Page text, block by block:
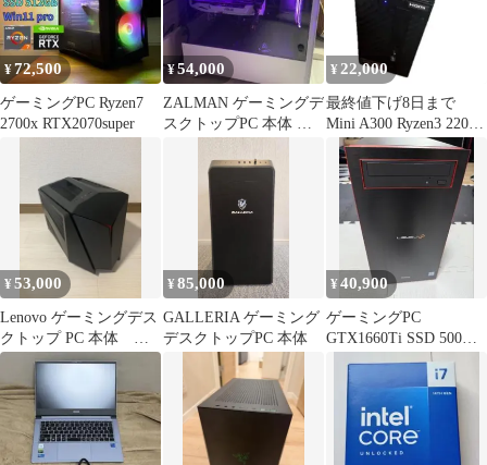
¥72,500
ゲーミングPC Ryzen7
2700x RTX2070super
¥54,000
ZALMAN ゲーミングデ
スクトップPC 本体 ホ
¥ 22,000
最終値下げ8日まで
Mini A300 Ryzen3 2200G
16GBメモリ
¥53,000
Lenovo ゲーミングデス
クトップ PC 本体
【動作確認済】
¥85,000
GALLERIA ゲーミング
デスクトップPC 本体
¥40,900
ゲーミングPC
GTX1660Ti SSD 500GB